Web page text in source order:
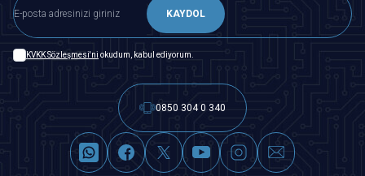
KAYDOL
KVKK Sözleşmesi'ni okudum, kabul ediyorum.
0850 304 0 340